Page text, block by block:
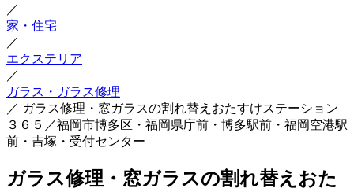
／
家・住宅
／
エクステリア
／
ガラス・ガラス修理
／ ガラス修理・窓ガラスの割れ替えおたすけステーション
３６５／福岡市博多区・福岡県庁前・博多駅前・福岡空港駅
前・吉塚・受付センター
ガラス修理・窓ガラスの割れ替えおた